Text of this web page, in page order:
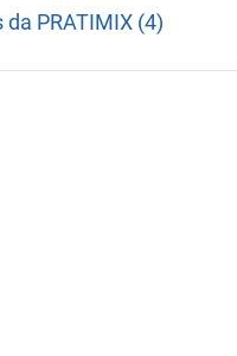
PRATIMIX (4)